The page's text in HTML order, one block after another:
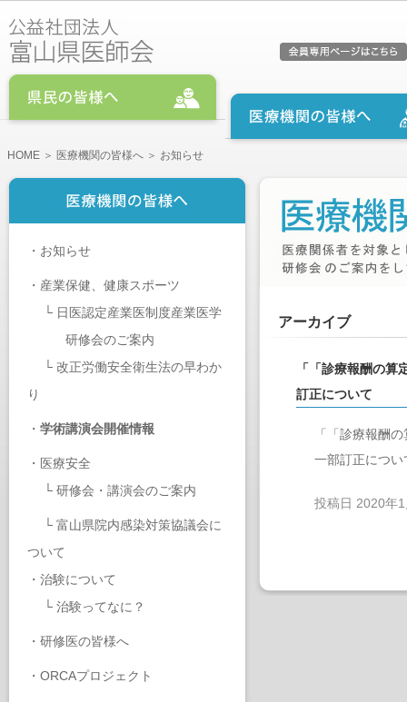
HOME ＞ 医療機関の皆様へ ＞ お知らせ
・ お知らせ
・ 産業保健、健康スポーツ
└ 日医認定産業医制度産業医学
研修会のご案内
└ 改正労働安全衛生法の早わか
り
・ 学術講演会開催情報
・ 医療安全
└ 研修会・講演会のご案内
└ 富山県院内感染対策協議会に
ついて
・ 治験について
└ 治験ってなに？
・ 研修医の皆様へ
・ ORCAプロジェクト
アーカイブ
「「診療報酬の
訂正について
「「診療報酬
一部訂正につい
投稿日 2020年